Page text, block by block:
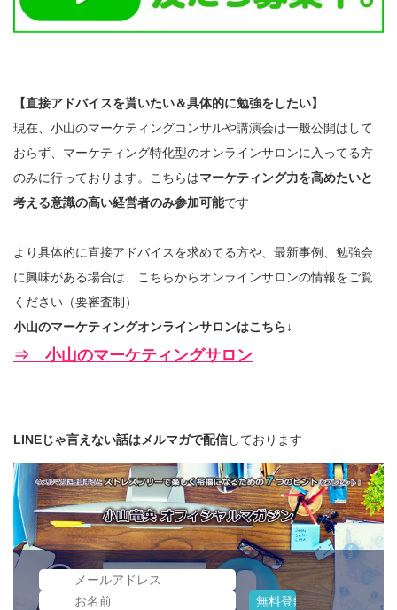
【直接アドバイスを貰いたい＆具体的に勉強をしたい】
現在、小山のマーケティングコンサルや講演会は一般公開はして
おらず、マーケティング特化型のオンラインサロンに入ってる方
のみに行っております。こちらはマーケティング力を高めたいと
考える意識の高い経営者のみ参加可能です
より具体的に直接アドバイスを求めてる方や、最新事例、勉強会
に興味がある場合は、こちらからオンラインサロンの情報をご覧
ください（要審査制）
小山のマーケティングオンラインサロンはこちら↓
⇒ 小山のマーケティングサロン
LINEじゃ言えない話はメルマガで配信しております